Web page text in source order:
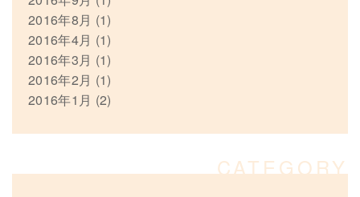
2016年8月 (1)
2016年4月 (1)
2016年3月 (1)
2016年2月 (1)
2016年1月 (2)